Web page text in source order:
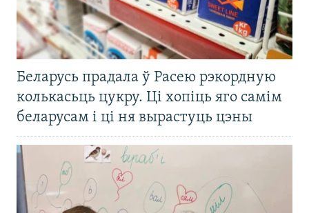
Беларусь прадала ў Расею рэкордную
колькасьць цукру. Ці хопіць яго самім
беларусам і ці ня вырастуць цэны